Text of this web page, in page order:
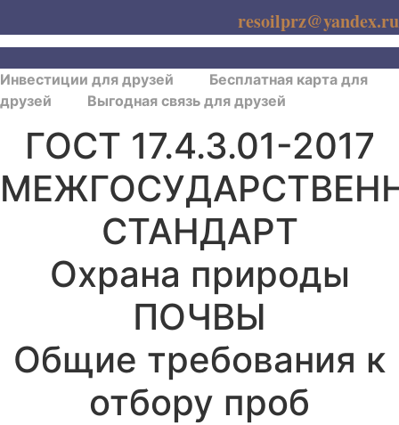
resoilprz@yandex.ru
Инвестиции для друзей Бесплатная карта для
друзей
Выгодная связь для друзей
ГОСТ 17.4.3.01-2017
СТАНДАРТ
Охрана природы
ПОЧВЫ
Общие требования к
отбору проб